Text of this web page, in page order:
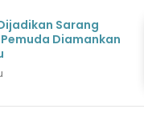
Sarang
Diamankan